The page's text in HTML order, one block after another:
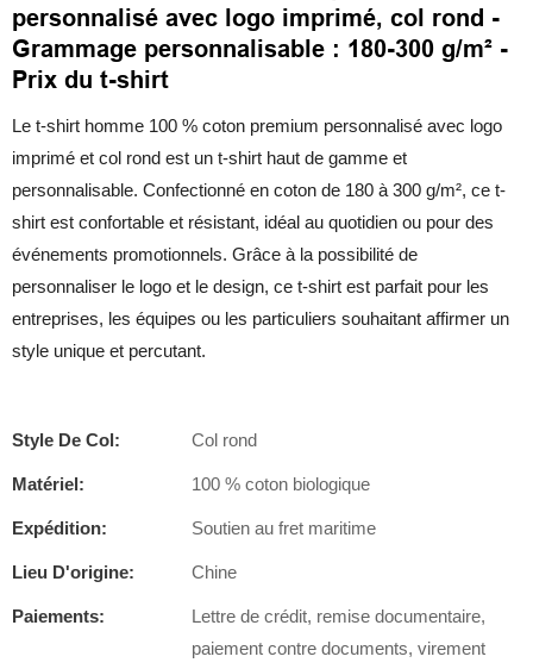
personnalisé avec logo imprimé, col rond -
Grammage personnalisable : 180-300 g/m² -
Prix du t-shirt
Le t-shirt homme 100 % coton premium personnalisé avec logo
imprimé et col rond est un t-shirt haut de gamme et
personnalisable. Confectionné en coton de 180 à 300 g/m², ce t-
shirt est confortable et résistant, idéal au quotidien ou pour des
événements promotionnels. Grâce à la possibilité de
personnaliser le logo et le design, ce t-shirt est parfait pour les
entreprises, les équipes ou les particuliers souhaitant affirmer un
style unique et percutant.
Style De Col: Col rond
Matériel: 100 % coton biologique
Expédition: Soutien au fret maritime
Lieu D'origine: Chine
Paiements:
Lettre de crédit, remise documentaire,
paiement contre documents, virement